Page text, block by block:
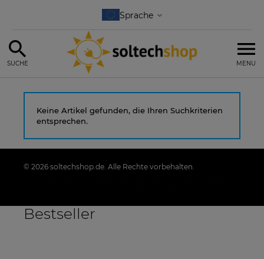
MENU
SUCHE
Keine Artikel gefunden, die Ihren Suchkriterien
entsprechen.
© 2026 soltechshop.de. Alle Rechte vorbehalten.
Bestseller